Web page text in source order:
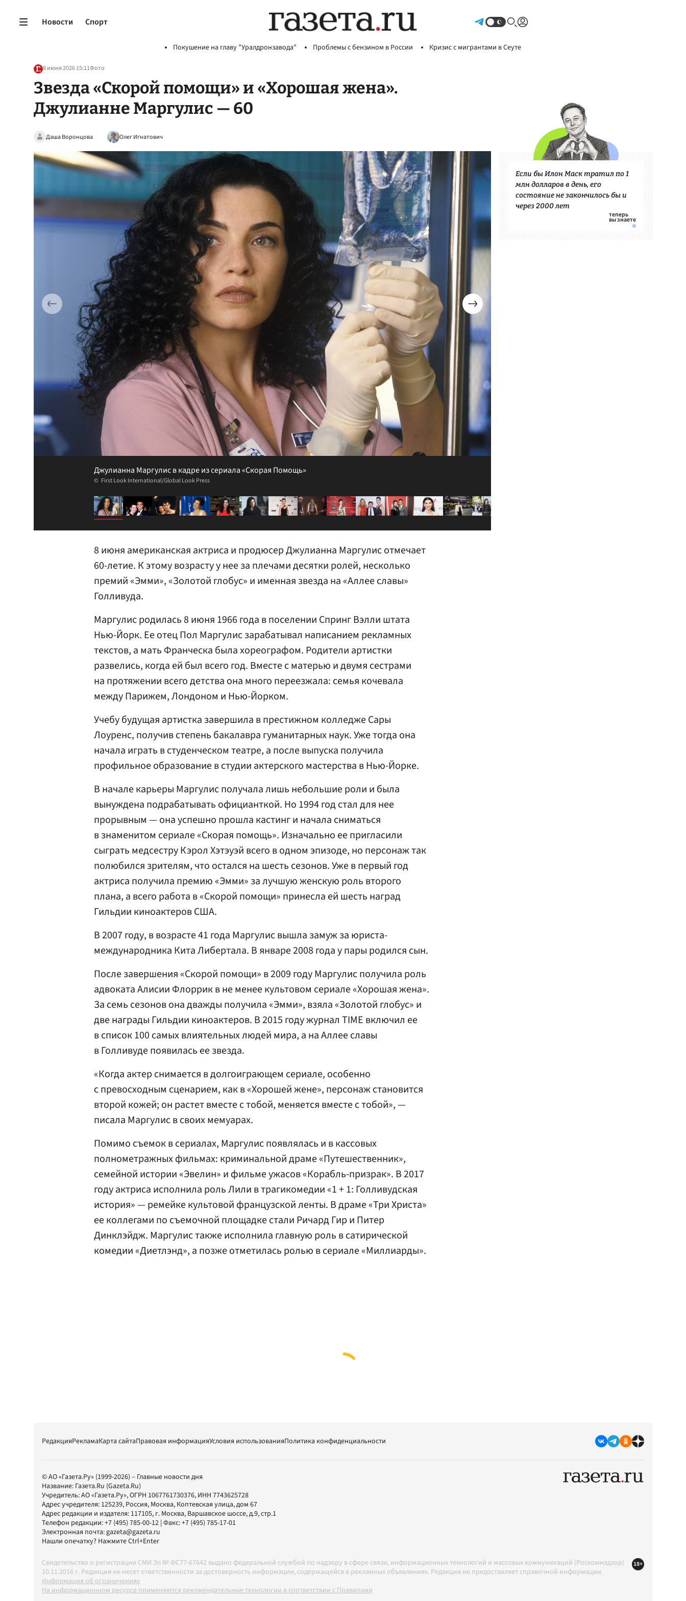
Новости Спорт
Покушение на главу "Уралдронзавода" Проблемы с бензином в России Кризис с мигрантами в Сеуте
8 июня 2026 15:11Фото
Звезда «Скорой помощи» и «Хорошая жена».
Джулианне Маргулис — 60
Даша Воронцова Олег Игнатович
Джулианна Маргулис в кадре из сериала «Скорая Помощь»
First Look International/Global Look Press
8 июня американская актриса и продюсер Джулианна Маргулис отмечает
60-летие. К этому возрасту у нее за плечами десятки ролей, несколько
премий «Эмми», «Золотой глобус» и именная звезда на «Аллее славы»
Голливуда.
Маргулис родилась 8 июня 1966 года в поселении Спринг Вэлли штата
Нью-Йорк. Ее отец Пол Маргулис зарабатывал написанием рекламных
текстов, а мать Франческа была хореографом. Родители артистки
развелись, когда ей был всего год. Вместе с матерью и двумя сестрами
на протяжении всего детства она много переезжала: семья кочевала
между Парижем, Лондоном и Нью-Йорком.
Учебу будущая артистка завершила в престижном колледже Сары
Лоуренс, получив степень бакалавра гуманитарных наук. Уже тогда она
начала играть в студенческом театре, а после выпуска получила
профильное образование в студии актерского мастерства в Нью-Йорке.
В начале карьеры Маргулис получала лишь небольшие роли и была
вынуждена подрабатывать официанткой. Но 1994 год стал для нее
прорывным — она успешно прошла кастинг и начала сниматься
в знаменитом сериале «Скорая помощь». Изначально ее пригласили
сыграть медсестру Кэрол Хэтэуэй всего в одном эпизоде, но персонаж так
полюбился зрителям, что остался на шесть сезонов. Уже в первый год
актриса получила премию «Эмми» за лучшую женскую роль второго
плана, а всего работа в «Скорой помощи» принесла ей шесть наград
Гильдии киноактеров США.
В 2007 году, в возрасте 41 года Маргулис вышла замуж за юриста-
международника Кита Либертала. В январе 2008 года у пары родился сын.
После завершения «Скорой помощи» в 2009 году Маргулис получила роль
адвоката Алисии Флоррик в не менее культовом сериале «Хорошая жена».
За семь сезонов она дважды получила «Эмми», взяла «Золотой глобус» и
две награды Гильдии киноактеров. В 2015 году журнал TIME включил ее
в список 100 самых влиятельных людей мира, а на Аллее славы
в Голливуде появилась ее звезда.
«Когда актер снимается в долгоиграющем сериале, особенно
с превосходным сценарием, как в «Хорошей жене», персонаж становится
второй кожей; он растет вместе с тобой, меняется вместе с тобой», —
писала Маргулис в своих мемуарах.
Помимо съемок в сериалах, Маргулис появлялась и в кассовых
полнометражных фильмах: криминальной драме «Путешественник»,
семейной истории «Эвелин» и фильме ужасов «Корабль-призрак». В 2017
году актриса исполнила роль Лили в трагикомедии «1 + 1: Голливудская
история» — ремейке культовой французской ленты. В драме «Три Христа»
ее коллегами по съемочной площадке стали Ричард Гир и Питер
Динклэйдж. Маргулис также исполнила главную роль в сатирической
комедии «Диетлэнд», а позже отметилась ролью в сериале «Миллиарды».
Если бы Илон Маск тратил по 1
млн долларов в день, его
состояние не закончилось бы и
через 2000 лет
РедакцияРекламаКарта сайтаПравовая информацияУсловия использованияПолитика конфиденциальности
© АО «Газета.Ру» (1999-2026) – Главные новости дня
Название: Газета.Ru (Gazeta.Ru)
Учредитель:АО «Газета.Ру», ОГРН 1067761730376, ИНН 7743625728
Адрес учредителя: 125239, Россия, Москва, Коптевская улица, дом 67
Адрес редакции и издателя: 117105, г. Москва, Варшавское шоссе, д.9, стр.1
Телефон редакции:+7 (495) 785-00-12 | Факс:+7 (495) 785-17-01
Электронная почта:gazeta@gazeta.ru
Нашли опечатку? Нажмите Ctrl+Enter
Свидетельство о регистрации СМИ Эл № ФС77-67642 выдано федеральной службой по надзору в сфере связи, информационных технологий и массовых коммуникаций (Роскомнадзор)
10.11.2016 г. Редакция не несет ответственности за достоверность информации, содержащейся в рекламных объявлениях. Редакция не предоставляет справочной информации.
Информация об ограничениях
На информационном ресурсе применяются рекомендательные технологии в соответствии с Правилами
18+